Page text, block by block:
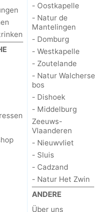
- Oostkapelle
- Natur de
Mantelingen
- Domburg
- Westkapelle
- Zoutelande
- Natur Walcherse
bos
- Dishoek
- Middelburg
Zeeuws-
Vlaanderen
- Nieuwvliet
- Sluis
- Cadzand
- Natur Het Zwin
ANDERE
Über uns